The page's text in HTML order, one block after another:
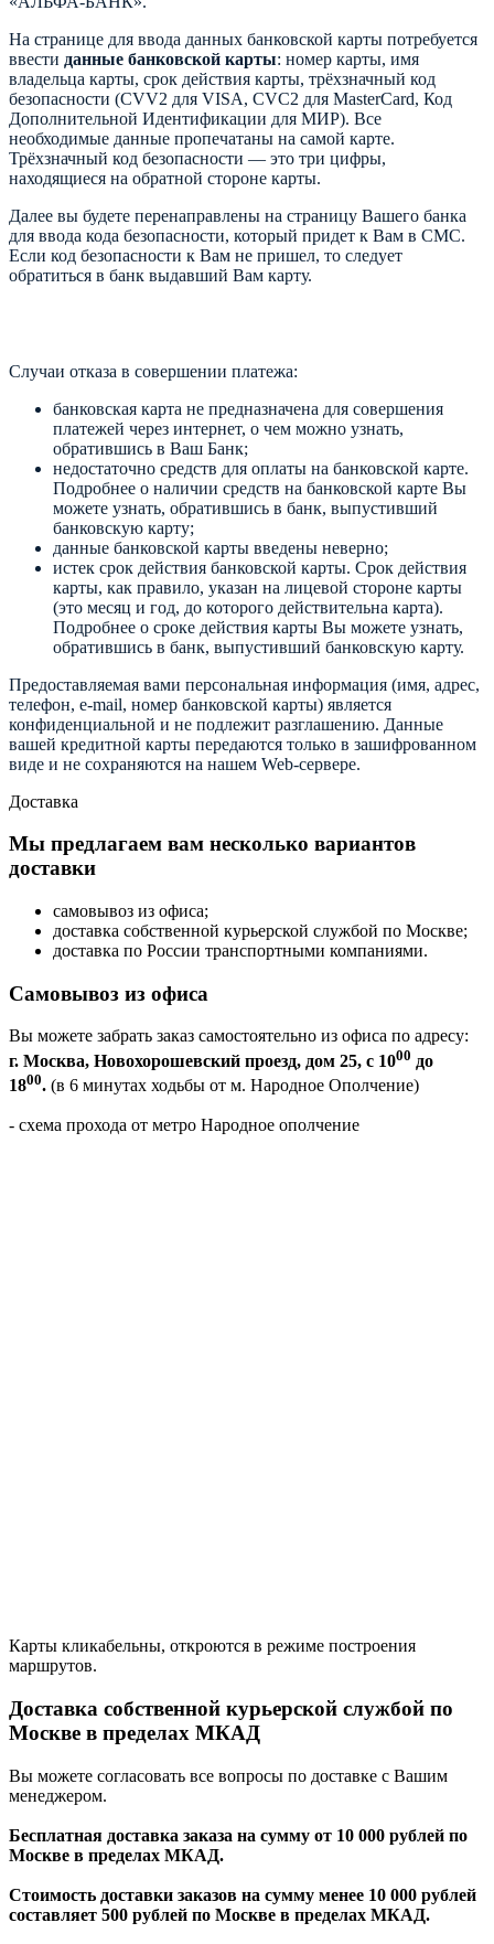
На странице для ввода данных банковской карты потребуется
ввести данные банковской карты: номер карты, имя
владельца карты, срок действия карты, трёхзначный код
безопасности (CVV2 для VISA, CVC2 для MasterCard, Код
Дополнительной Идентификации для МИР). Все
необходимые данные пропечатаны на самой карте.
Трёхзначный код безопасности — это три цифры,
находящиеся на обратной стороне карты.
Далее вы будете перенаправлены на страницу Вашего банка
для ввода кода безопасности, который придет к Вам в СМС.
Если код безопасности к Вам не пришел, то следует
обратиться в банк выдавший Вам карту.
Случаи отказа в совершении платежа:
банковская карта не предназначена для совершения
платежей через интернет, о чем можно узнать,
обратившись в Ваш Банк;
недостаточно средств для оплаты на банковской карте.
Подробнее о наличии средств на банковской карте Вы
можете узнать, обратившись в банк, выпустивший
банковскую карту;
данные банковской карты введены неверно;
истек срок действия банковской карты. Срок действия
карты, как правило, указан на лицевой стороне карты
(это месяц и год, до которого действительна карта).
Подробнее о сроке действия карты Вы можете узнать,
обратившись в банк, выпустивший банковскую карту.
Предоставляемая вами персональная информация (имя, адрес,
телефон, e-mail, номер банковской карты) является
конфиденциальной и не подлежит разглашению. Данные
вашей кредитной карты передаются только в зашифрованном
виде и не сохраняются на нашем Web-сервере.
Доставка
Мы предлагаем вам несколько вариантов
доставки
самовывоз из офиса;
доставка собственной курьерской службой по Москве;
доставка по России транспортными компаниями.
Самовывоз из офиса
Вы можете забрать заказ самостоятельно из офиса по адресу:
г. Москва, Новохорошевский проезд, дом 25, с 1000 до
1800. (в 6 минутах ходьбы от м. Народное Ополчение)
- схема прохода от метро Народное ополчение
Карты кликабельны, откроются в режиме построения
маршрутов.
Доставка собственной курьерской службой по
Москве в пределах МКАД
Вы можете согласовать все вопросы по доставке с Вашим
менеджером.
Бесплатная доставка заказа на сумму от 10 000 рублей по
Москве в пределах МКАД.
Стоимость доставки заказов на сумму менее 10 000 рублей
составляет 500 рублей по Москве в пределах МКАД.